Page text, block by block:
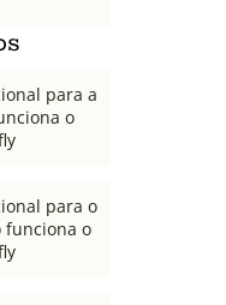
para a
o
para o
funciona o